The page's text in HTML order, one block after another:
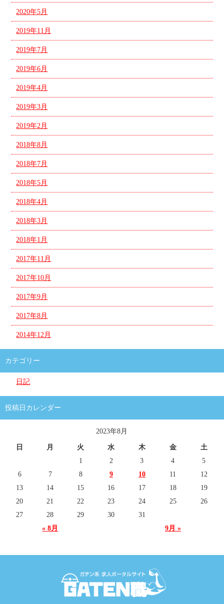
2020年5月
2019年11月
2019年7月
2019年6月
2019年4月
2019年3月
2019年2月
2018年8月
2018年7月
2018年5月
2018年4月
2018年3月
2018年1月
2017年11月
2017年10月
2017年9月
2017年8月
2014年12月
カテゴリー
日記
投稿日カレンダー
2023年8月
日 月 火 水 木 金 土
« 8月 9月 »
1 2 3 4
5
6
7 8 9 10 11
12
13
14 15 16 17 18
19
20
21 22 23 24 25
26
27
28 29 30 31